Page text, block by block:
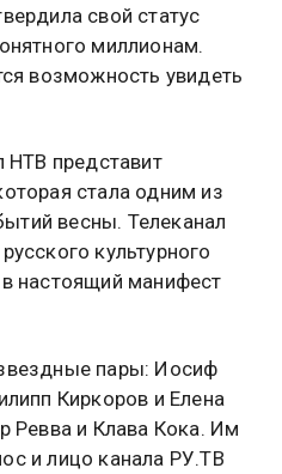
свой статус
миллионам.
возможность увидеть
НТВ представит
стала одним из
весны. Телеканал
культурного
настоящий манифест
пары: Иосиф
Киркоров и Елена
Ревва и Клава Кока. Им
и лицо канала РУ.ТВ